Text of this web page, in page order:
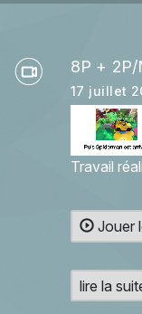
8P + 2P/
17 juillet
Travail
Jouer
lire la